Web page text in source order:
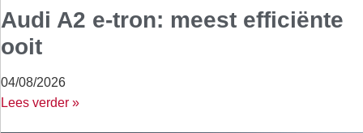
Audi A2 e-tron: meest efficiënte
ooit
04/08/2026
Lees verder »